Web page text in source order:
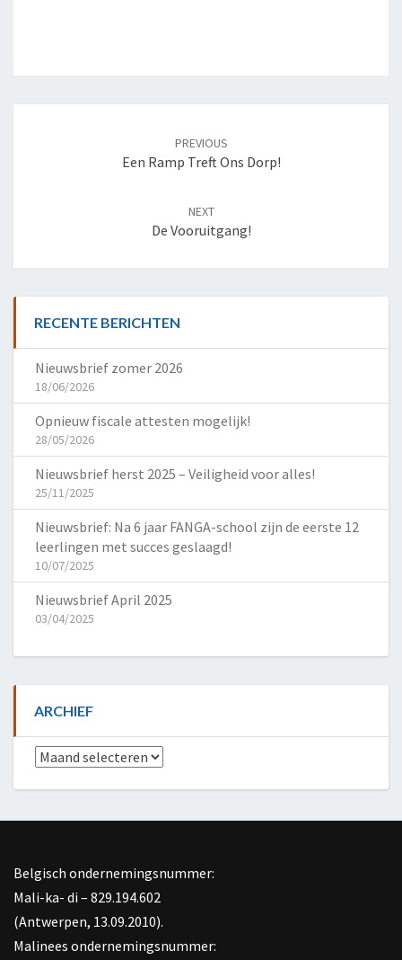
PREVIOUS
Een Ramp Treft Ons Dorp!
NEXT
De Vooruitgang!
RECENTE BERICHTEN
Nieuwsbrief zomer 2026
18/06/2026
Opnieuw fiscale attesten mogelijk!
28/05/2026
Nieuwsbrief herst 2025 – Veiligheid voor alles!
25/11/2025
Nieuwsbrief: Na 6 jaar FANGA-school zijn de eerste 12
leerlingen met succes geslaagd!
10/07/2025
Nieuwsbrief April 2025
03/04/2025
ARCHIEF
Archief
Belgisch ondernemingsnummer:
Mali-ka- di – 829.194.602
(Antwerpen, 13.09.2010).
Malinees ondernemingsnummer: